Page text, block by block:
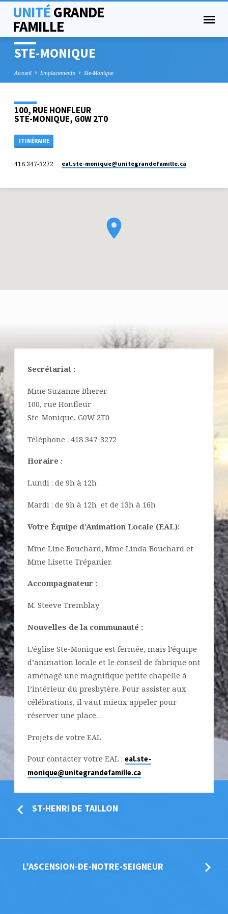
UNITÉGRANDE
FAMILLE
STE-MONIQUE
Accueil Emplacements Ste-Monique
100, RUE HONFLEUR
STE-MONIQUE, G0W 2T0
ITINÉRAIRE
418 347-3272 eal.ste-monique​@unitegrandefamille.ca
Secrétariat :
Mme Suzanne Bherer
100, rue Honfleur
Ste-Monique, G0W 2T0
Téléphone : 418 347-3272
Horaire :
Lundi : de 9h à 12h
Mardi : de 9h à 12h et de 13h à 16h
Votre Équipe d’Animation Locale (EAL):
Mme Line Bouchard, Mme Linda Bouchard et
Mme Lisette Trépanier.
Accompagnateur :
M. Steeve Tremblay
Nouvelles de la communauté :
L’église Ste-Monique est fermée, mais l’équipe
d’animation locale et le conseil de fabrique ont
aménagé une magnifique petite chapelle à
l’intérieur du presbytère. Pour assister aux
célébrations, il vaut mieux appeler pour
réserver une place…
Projets de votre EAL
Pour contacter votre EAL : eal.ste-
monique@unitegrandefamille.ca
ST-HENRI DE TAILLON
L’ASCENSION-DE-NOTRE-SEIGNEUR